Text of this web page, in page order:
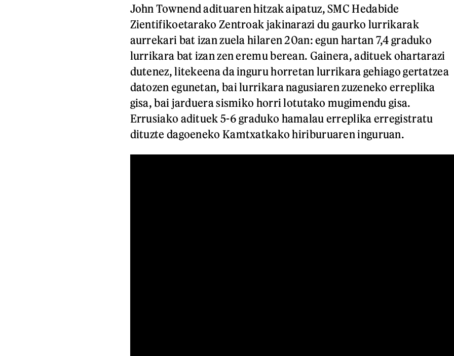
John Townend adituaren hitzak aipatuz, SMC Hedabide
Zientifikoetarako Zentroak jakinarazi du gaurko lurrikarak
aurrekari bat izan zuela hilaren 20an: egun hartan 7,4 graduko
lurrikara bat izan zen eremu berean. Gainera, adituek ohartarazi
dutenez, litekeena da inguru horretan lurrikara gehiago gertatzea
datozen egunetan, bai lurrikara nagusiaren zuzeneko erreplika
gisa, bai jarduera sismiko horri lotutako mugimendu gisa.
Errusiako adituek 5-6 graduko hamalau erreplika erregistratu
dituzte dagoeneko Kamtxatkako hiriburuaren inguruan.